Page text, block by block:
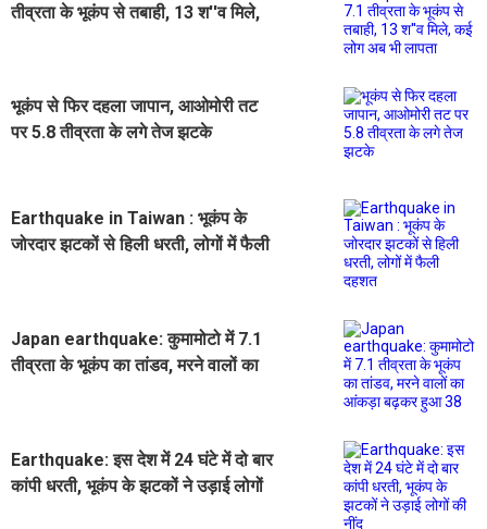
तीव्रता के भूकंप से तबाही, 13 श''व मिले,
भूकंप से फिर दहला जापान, आओमोरी तट
पर 5.8 तीव्रता के लगे तेज झटके
Earthquake in Taiwan : भूकंप के
जोरदार झटकों से हिली धरती, लोगों में फैली
Japan earthquake: कुमामोटो में 7.1
तीव्रता के भूकंप का तांडव, मरने वालों का
Earthquake: इस देश में 24 घंटे में दो बार
कांपी धरती, भूकंप के झटकों ने उड़ाई लोगों